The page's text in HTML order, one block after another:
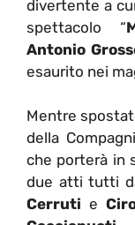
divertente a
spettacolo “
Antonio
esaurito nei
Mentre
della
che porterà in
due atti tutti
Cerruti e